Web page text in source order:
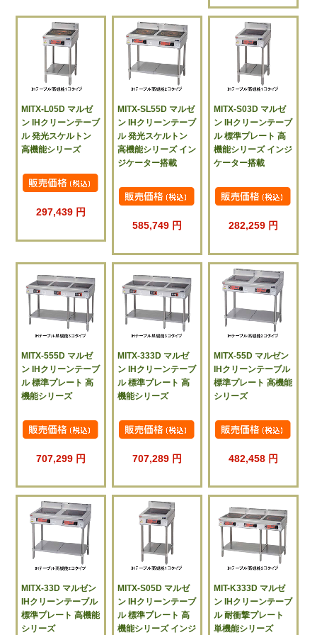
MITX-L05D マルゼ
ン IHクリーンテーブ
ル 発光スケルトン
高機能シリーズ
297,439 円
MITX-SL55D マルゼ
ン IHクリーンテーブ
ル 発光スケルトン
高機能シリーズ イン
ジケーター搭載
585,749 円
MITX-S03D マルゼ
ン IHクリーンテーブ
ル 標準プレート 高
機能シリーズ インジ
ケーター搭載
282,259 円
MITX-555D マルゼ
ン IHクリーンテーブ
ル 標準プレート 高
機能シリーズ
707,299 円
MITX-333D マルゼ
ン IHクリーンテーブ
ル 標準プレート 高
機能シリーズ
707,289 円
MITX-55D マルゼン
IHクリーンテーブル
標準プレート 高機能
シリーズ
482,458 円
MITX-33D マルゼン
IHクリーンテーブル
標準プレート 高機能
シリーズ
MITX-S05D マルゼ
ン IHクリーンテーブ
ル 標準プレート 高
機能シリーズ インジ
MIT-K333D マルゼ
ン IHクリーンテーブ
ル 耐衝撃プレート
単機能シリーズ